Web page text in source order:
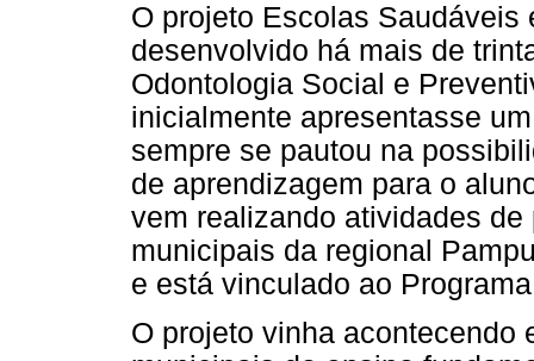
O projeto Escolas Saudáveis
desenvolvido há mais de
Odontologia Social e
inicialmente apresentasse
sempre se pautou na
de aprendizagem para o
vem realizando atividades
municipais da regional
e está vinculado ao
O projeto vinha acontecendo